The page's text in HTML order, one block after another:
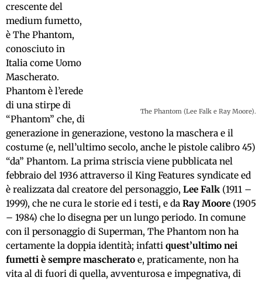
The Phantom (Lee Falk e Ray Moore).
crescente del
medium fumetto,
è The Phantom,
conosciuto in
Italia come Uomo
Mascherato.
Phantom è l’erede
di una stirpe di
“Phantom” che, di
generazione in generazione, vestono la maschera e il
costume (e, nell’ultimo secolo, anche le pistole calibro 45)
“da” Phantom. La prima striscia viene pubblicata nel
febbraio del 1936 attraverso il King Features syndicate ed
è realizzata dal creatore del personaggio, Lee Falk (1911 –
1999), che ne cura le storie ed i testi, e da Ray Moore (1905
– 1984) che lo disegna per un lungo periodo. In comune
con il personaggio di Superman, The Phantom non ha
certamente la doppia identità; infatti quest’ultimo nei
fumetti è sempre mascherato e, praticamente, non ha
vita al di fuori di quella, avventurosa e impegnativa, di